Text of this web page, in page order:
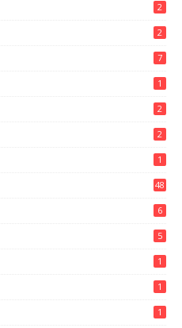
2
2
7
1
2
2
1
48
6
5
1
1
1